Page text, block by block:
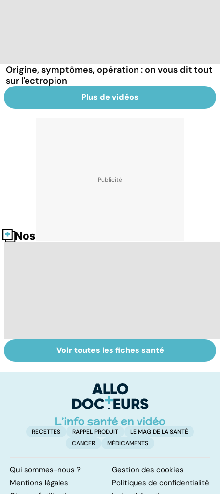
Origine, symptômes, opération : on vous dit tout
sur l'ectropion
Plus de vidéos
Nos fiches santé
Troubles de la
vue : et si c'était
Faire le point sur
sa vision
Voir toutes les fiches santé
RECETTES RAPPEL PRODUIT
LE MAG DE LA SANTÉ
CANCER
MÉDICAMENTS
Qui sommes-nous ?
Gestion des cookies
Mentions légales
Politiques de confidentialité